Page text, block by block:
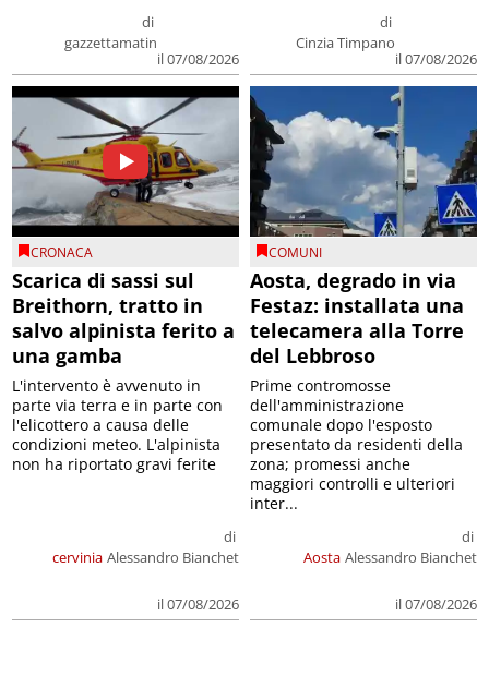
di
gazzettamatin
il 07/08/2026
di
Cinzia Timpano
il 07/08/2026
CRONACA
Scarica di sassi sul
Breithorn, tratto in
salvo alpinista ferito a
una gamba
cervinia
di
Alessandro Bianchet
il 07/08/2026
L'intervento è avvenuto in
parte via terra e in parte con
l'elicottero a causa delle
condizioni meteo. L'alpinista
non ha riportato gravi ferite
COMUNI
Aosta, degrado in via
Festaz: installata una
telecamera alla Torre
del Lebbroso
Aosta
di
Alessandro Bianchet
il 07/08/2026
Prime contromosse
dell'amministrazione
comunale dopo l'esposto
presentato da residenti della
zona; promessi anche
maggiori controlli e ulteriori
inter...